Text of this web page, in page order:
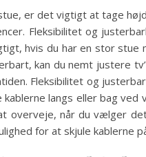
er det vigtigt at tage
Fleksibilitet og
hvis du har en stor stue
kan du nemt justere
Fleksibilitet og
langs eller bag
overveje, når du vælger
for at skjule kablerne